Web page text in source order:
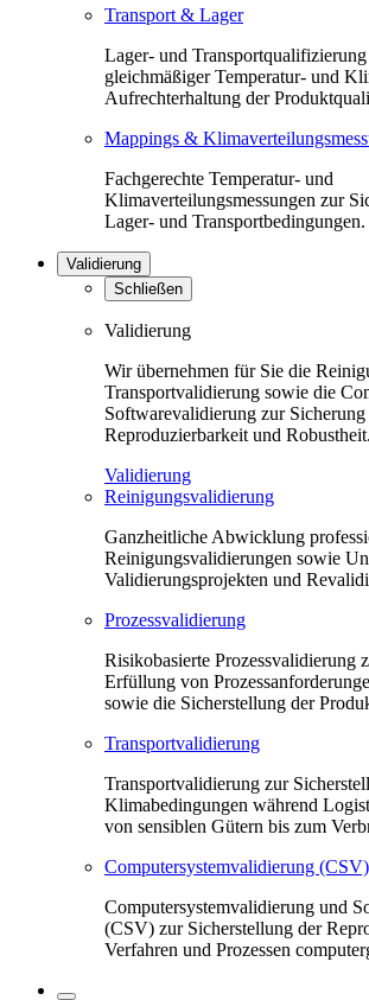
Transport & Lager
Lager- und
gleichmäßiger Temperatur- und
Aufrechterhaltung der
Mappings &
Fachgerechte Temperatur- und
Klimaverteilungsmessungen zur
Lager- und Transportbedingungen.
Validierung
Schließen
Validierung
Wir übernehmen für Sie die
Transportvalidierung sowie die
Softwarevalidierung zur Sicherung
Reproduzierbarkeit und Robustheit.
Validierung
Reinigungsvalidierung
Ganzheitliche Abwicklung
Reinigungsvalidierungen sowie
Validierungsprojekten und
Prozessvalidierung
Risikobasierte Prozessvalidierung
Erfüllung von
sowie die Sicherstellung der
Transportvalidierung
Transportvalidierung zur
Klimabedingungen während
von sensiblen Gütern bis zum
Computersystemvalidierung (CSV)
Computersystemvalidierung und
(CSV) zur Sicherstellung der
Verfahren und Prozessen